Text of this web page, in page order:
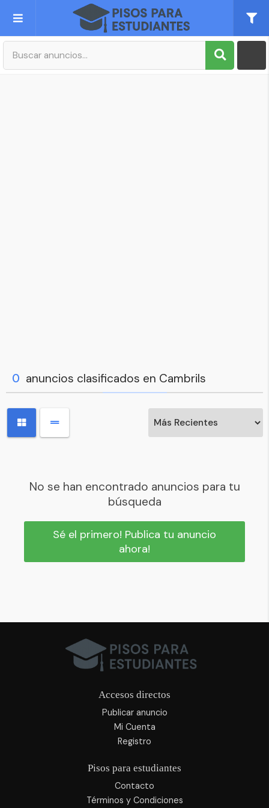
Publica tu Anuncio
0 anuncios clasificados en Cambrils
No se han encontrado anuncios para tu
búsqueda
Sé el primero! Publica tu anuncio
ahora!
Accesos directos
Publicar anuncio
Mi Cuenta
Registro
Pisos para estudiantes
Contacto
Términos y Condiciones